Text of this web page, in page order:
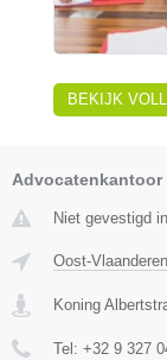
BEKIJK
Advocatenkantoor
Niet gevestigd
Oost-Vlaanderen
Koning
Tel: +32 9 327